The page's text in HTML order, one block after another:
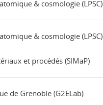
& cosmologie (LPSC)
& cosmologie (LPSC)
et procédés (SIMaP)
de Grenoble (G2ELab)